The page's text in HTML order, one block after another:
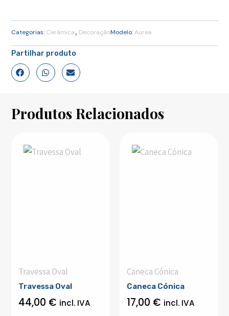
Categorias: Cerâmica, DecoraçãoModelo:Aurea
Partilhar produto
Produtos Relacionados
Travessa Oval
Travessa Oval
44,00 € incl. IVA
Caneca Cónica
Caneca Cónica
17,00 € incl. IVA